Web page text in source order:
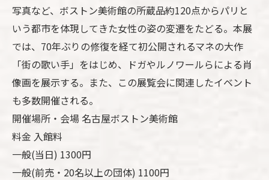
写真など、ボストン美術館の所蔵品約120点からパリと
いう都市を体現してきた女性の姿の変遷をたどる。本展
では、70年ぶりの修復を経て初公開されるマネの大作
「街の歌い手」をはじめ、ドガやルノワールらによる肖
像画を展示する。また、この展覧会に関連したイベント
も多数開催される。
開催場所・会場 名古屋ボストン美術館
料金 入館料
一般(当日) 1300円
一般(前売・20名以上の団体) 1100円